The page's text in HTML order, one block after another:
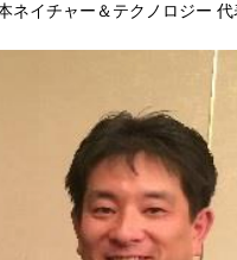
ネイチャー＆テクノロジー